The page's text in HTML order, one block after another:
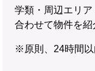
学類・周辺エリ
合わせて物件を紹
※原則、24時間以